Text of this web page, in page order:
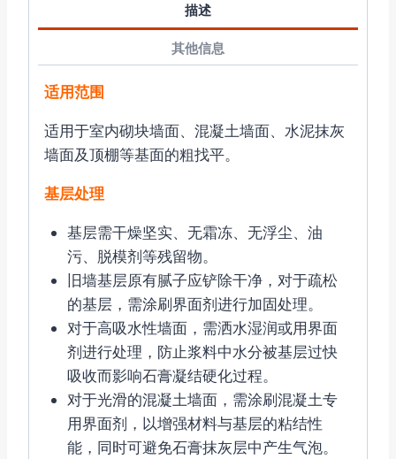
描述
其他信息
适用范围
适用于室内砌块墙面、混凝土墙面、水泥抹灰
墙面及顶棚等基面的粗找平。
基层处理
基层需干燥坚实、无霜冻、无浮尘、油
污、脱模剂等残留物。
旧墙基层原有腻子应铲除干净，对于疏松
的基层，需涂刷界面剂进行加固处理。
对于高吸水性墙面，需洒水湿润或用界面
剂进行处理，防止浆料中水分被基层过快
吸收而影响石膏凝结硬化过程。
对于光滑的混凝土墙面，需涂刷混凝土专
用界面剂，以增强材料与基层的粘结性
能，同时可避免石膏抹灰层中产生气泡。